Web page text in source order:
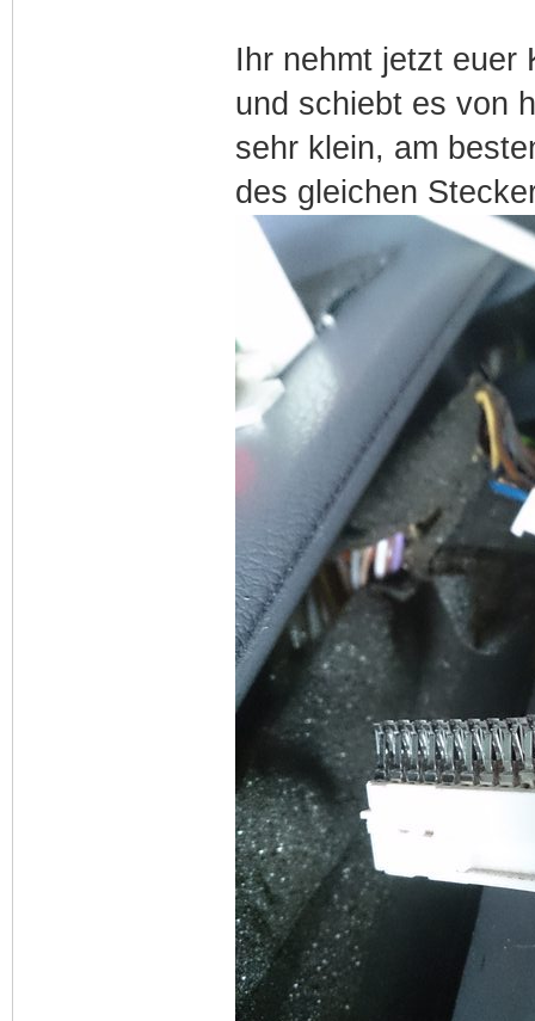
Ihr nehmt jetzt euer
und schiebt es von
sehr klein, am
des gleichen